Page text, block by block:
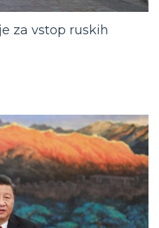
za vstop ruskih